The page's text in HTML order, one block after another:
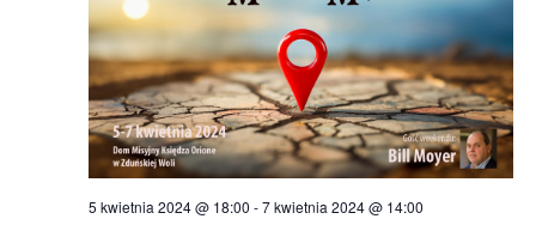
5 kwietnia 2024 @ 18:00 -7 kwietnia 2024 @ 14:00